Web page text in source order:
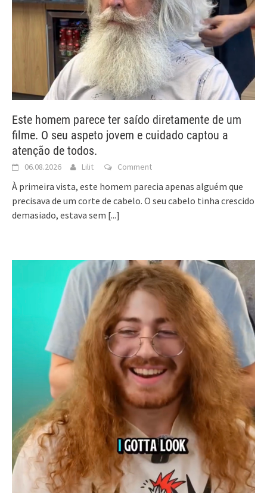
Este homem parece ter saído diretamente de um
filme. O seu aspeto jovem e cuidado captou a
atenção de todos.
06.08.2026 Lilit Comment
À primeira vista, este homem parecia apenas alguém que
precisava de um corte de cabelo. O seu cabelo tinha crescido
demasiado, estava sem [...]